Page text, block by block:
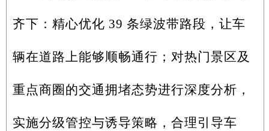
齐下：精心优化 39 条绿波带路段，让车
辆在道路上能够顺畅通行；对热门景区及
重点商圈的交通拥堵态势进行深度分析，
实施分级管控与诱导策略，合理引导车